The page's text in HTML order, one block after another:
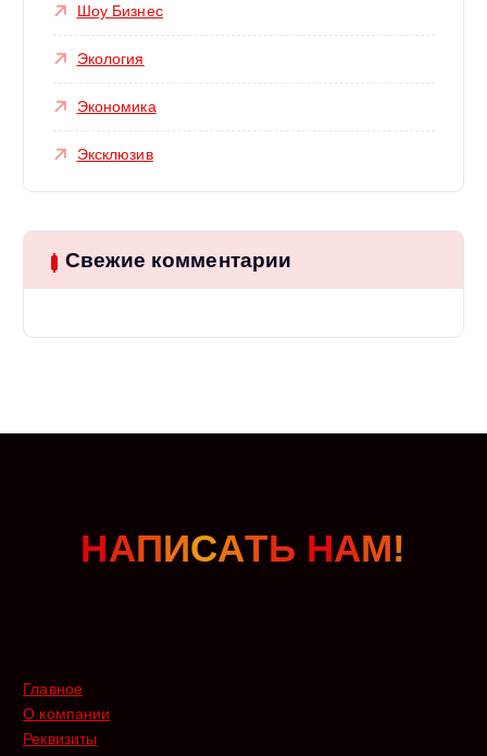
Шоу Бизнес
Экология
Экономика
Эксклюзив
Свежие комментарии
НАПИСАТЬ НАМ!
Главное
О компании
Реквизиты